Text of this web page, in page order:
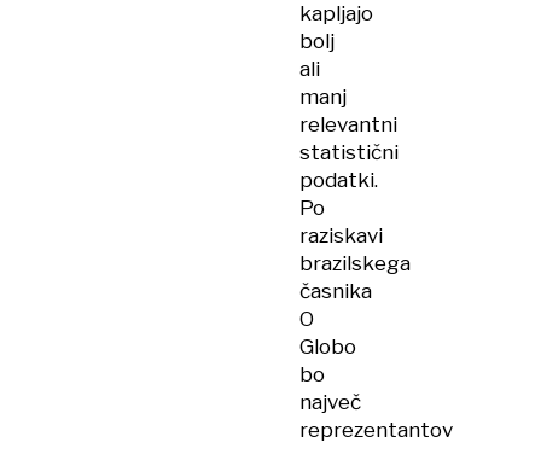
kapljajo
bolj
ali
manj
relevantni
statistični
podatki.
Po
raziskavi
brazilskega
časnika
O
Globo
bo
največ
reprezentantov